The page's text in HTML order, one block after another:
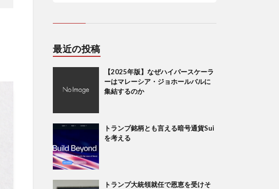
最近の投稿
【2025年版】なぜハイパースケーラ
ーはマレーシア・ジョホールバルに
集結するのか
トランプ銘柄とも言える暗号通貨Sui
を考える
トランプ大統領就任で恩恵を受けそ